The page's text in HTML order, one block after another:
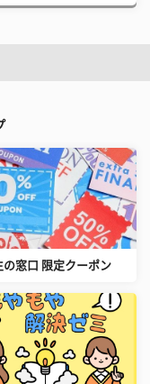
の窓口 限定クーポン